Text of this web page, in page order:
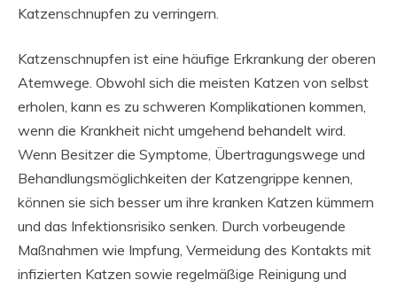
Katzenschnupfen zu verringern.
Katzenschnupfen ist eine häufige Erkrankung der oberen
Atemwege. Obwohl sich die meisten Katzen von selbst
erholen, kann es zu schweren Komplikationen kommen,
wenn die Krankheit nicht umgehend behandelt wird.
Wenn Besitzer die Symptome, Übertragungswege und
Behandlungsmöglichkeiten der Katzengrippe kennen,
können sie sich besser um ihre kranken Katzen kümmern
und das Infektionsrisiko senken. Durch vorbeugende
Maßnahmen wie Impfung, Vermeidung des Kontakts mit
infizierten Katzen sowie regelmäßige Reinigung und